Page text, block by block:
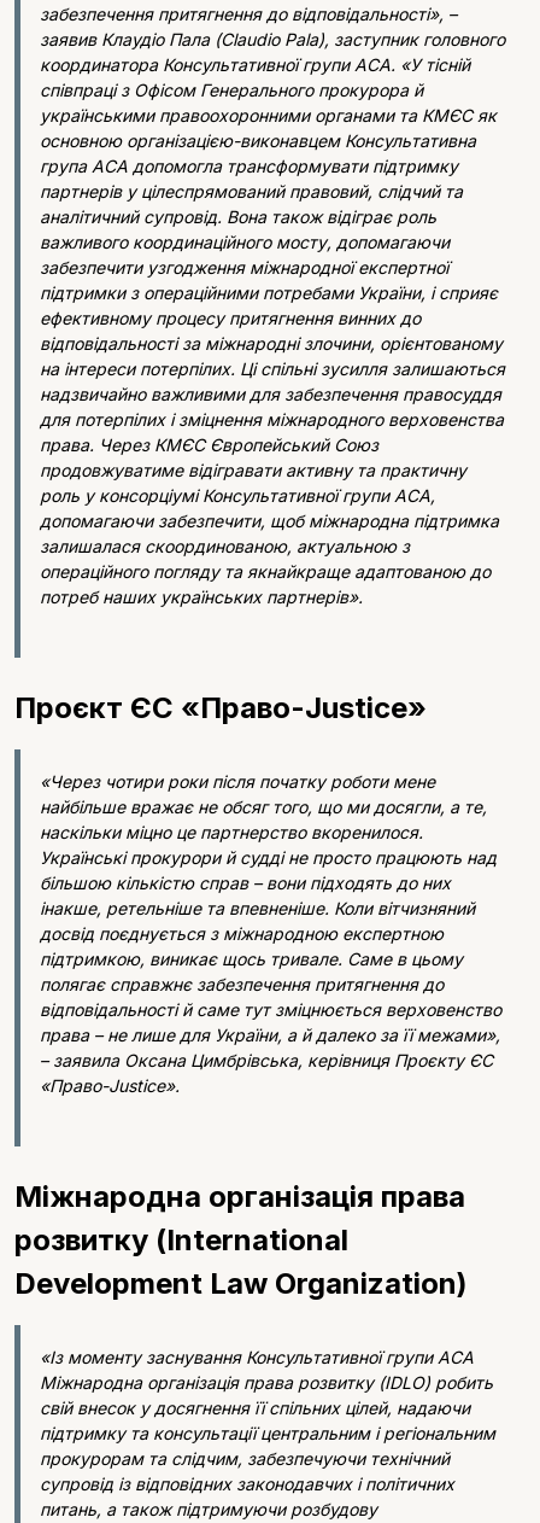
забезпечення притягнення до відповідальності», –
заявив Клаудіо Пала (Claudio Pala), заступник головного
координатора Консультативної групи ACA. «У тісній
співпраці з Офісом Генерального прокурора й
українськими правоохоронними органами та КМЄС як
основною організацією-виконавцем Консультативна
група ACA допомогла трансформувати підтримку
партнерів у цілеспрямований правовий, слідчий та
аналітичний супровід. Вона також відіграє роль
важливого координаційного мосту, допомагаючи
забезпечити узгодження міжнародної експертної
підтримки з операційними потребами України, і сприяє
ефективному процесу притягнення винних до
відповідальності за міжнародні злочини, орієнтованому
на інтереси потерпілих. Ці спільні зусилля залишаються
надзвичайно важливими для забезпечення правосуддя
для потерпілих і зміцнення міжнародного верховенства
права. Через КМЄС Європейський Союз
продовжуватиме відігравати активну та практичну
роль у консорціумі Консультативної групи ACA,
допомагаючи забезпечити, щоб міжнародна підтримка
залишалася скоординованою, актуальною з
операційного погляду та якнайкраще адаптованою до
потреб наших українських партнерів».
Проєкт ЄС «Право-Justice»
«Через чотири роки після початку роботи мене
найбільше вражає не обсяг того, що ми досягли, а те,
наскільки міцно це партнерство вкоренилося.
Українські прокурори й судді не просто працюють над
більшою кількістю справ – вони підходять до них
інакше, ретельніше та впевненіше. Коли вітчизняний
досвід поєднується з міжнародною експертною
підтримкою, виникає щось тривале. Саме в цьому
полягає справжнє забезпечення притягнення до
відповідальності й саме тут зміцнюється верховенство
права – не лише для України, а й далеко за її межами»,
– заявила Оксана Цимбрівська, керівниця Проєкту ЄС
«Право-Justice».
Міжнародна організація права
розвитку (International
Development Law Organization)
«Із моменту заснування Консультативної групи ACA
Міжнародна організація права розвитку (IDLO) робить
свій внесок у досягнення її спільних цілей, надаючи
підтримку та консультації центральним і регіональним
прокурорам та слідчим, забезпечуючи технічний
супровід із відповідних законодавчих і політичних
питань, а також підтримуючи розбудову